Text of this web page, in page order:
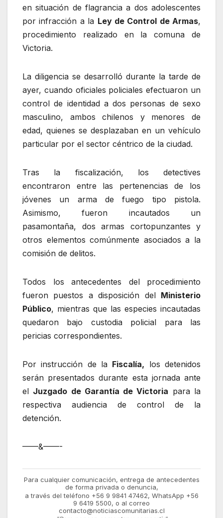
en situación de flagrancia a dos adolescentes
por infracción a la Ley de Control de Armas,
procedimiento realizado en la comuna de
Victoria.
La diligencia se desarrolló durante la tarde de
ayer, cuando oficiales policiales efectuaron un
control de identidad a dos personas de sexo
masculino, ambos chilenos y menores de
edad, quienes se desplazaban en un vehículo
particular por el sector céntrico de la ciudad.
Tras la fiscalización, los detectives
encontraron entre las pertenencias de los
jóvenes un arma de fuego tipo pistola.
Asimismo, fueron incautados un
pasamontaña, dos armas cortopunzantes y
otros elementos comúnmente asociados a la
comisión de delitos.
Todos los antecedentes del procedimiento
fueron puestos a disposición del Ministerio
Público, mientras que las especies incautadas
quedaron bajo custodia policial para las
pericias correspondientes.
Por instrucción de la Fiscalía, los detenidos
serán presentados durante esta jornada ante
el Juzgado de Garantía de Victoria para la
respectiva audiencia de control de la
detención.
——&——-
Para cualquier comunicación, entrega de antecedentes
de forma privada o denuncia,
a través del teléfono +56 9 9841 47462, WhatsApp +56
9 6419 5500, o al correo
contacto@noticiascomunitarias.cl